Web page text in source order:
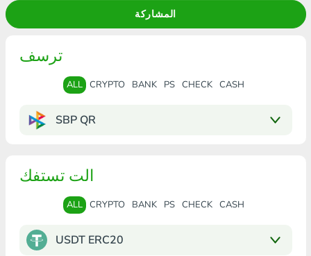
المشاركة
ترسف
ALL CRYPTO BANK PS CHECK CASH
SBP QR
الت تستفك
ALL CRYPTO BANK PS CHECK CASH
USDT ERC20